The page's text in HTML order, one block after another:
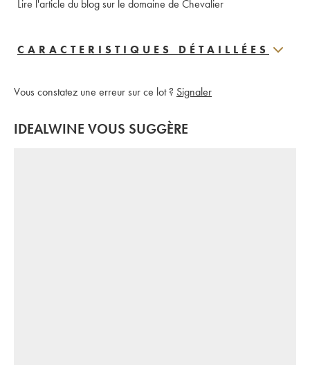
Lire l'article du blog sur le domaine de Chevalier
CARACTERISTIQUES DÉTAILLÉES
Vous constatez une erreur sur ce lot ? Signaler
IDEALWINE VOUS SUGGÈRE